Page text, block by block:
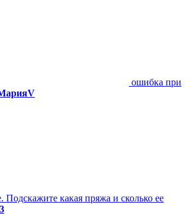
ошибка при
Подскажите какая пряжа и сколько ее